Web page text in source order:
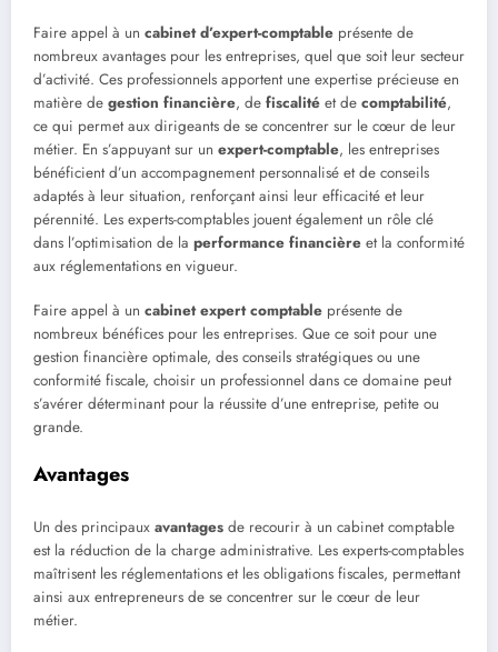
Faire appel à un cabinet d’expert-comptable présente de
nombreux avantages pour les entreprises, quel que soit leur secteur
d’activité. Ces professionnels apportent une expertise précieuse en
matière de gestion financière, de fiscalité et de comptabilité,
ce qui permet aux dirigeants de se concentrer sur le cœur de leur
métier. En s’appuyant sur un expert-comptable, les entreprises
bénéficient d’un accompagnement personnalisé et de conseils
adaptés à leur situation, renforçant ainsi leur efficacité et leur
pérennité. Les experts-comptables jouent également un rôle clé
dans l’optimisation de la performance financière et la conformité
aux réglementations en vigueur.
Faire appel à un cabinet expert comptable présente de
nombreux bénéfices pour les entreprises. Que ce soit pour une
gestion financière optimale, des conseils stratégiques ou une
conformité fiscale, choisir un professionnel dans ce domaine peut
s’avérer déterminant pour la réussite d’une entreprise, petite ou
grande.
Avantages
Un des principaux avantages de recourir à un cabinet comptable
est la réduction de la charge administrative. Les experts-comptables
maîtrisent les réglementations et les obligations fiscales, permettant
ainsi aux entrepreneurs de se concentrer sur le cœur de leur
métier.